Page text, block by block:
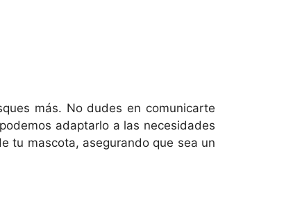
más. No dudes en comunicarte
adaptarlo a las necesidades
tu mascota, asegurando que sea un